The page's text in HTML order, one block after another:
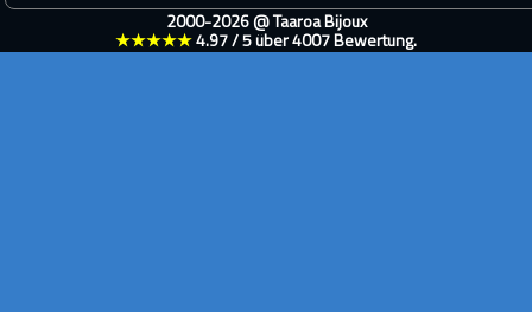
2000-2026 @ Taaroa Bijoux
★★★★★ 4.97 / 5 über 4007 Bewertung.